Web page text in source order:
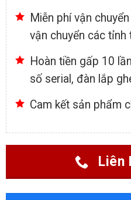
Miễn phí vận
vận chuyển các tỉnh
Hoàn tiền gấp 10
số serial, đàn lắp
Cam kết sản phẩm
Liên